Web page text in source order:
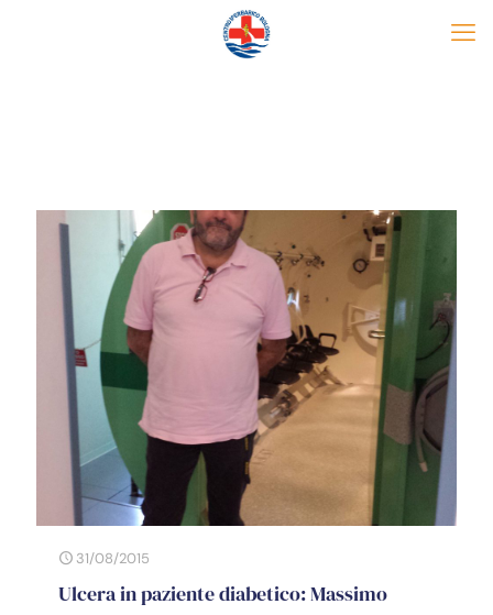
31/08/2015
Ulcera in paziente diabetico: Massimo